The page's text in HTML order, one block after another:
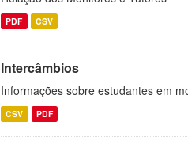
PDF CSV
Intercâmbios
Informações sobre estudantes em
CSV PDF